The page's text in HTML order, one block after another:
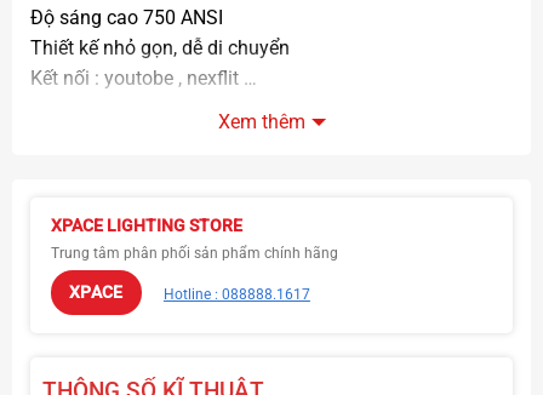
Độ sáng cao 750 ANSI
Thiết kế nhỏ gọn, dễ di chuyển
Kết nối : youtobe , nexflit …
Âm thanh chất lượng cao tích hợp loa trên máy
Xem thêm
XPACE LIGHTING STORE
Trung tâm phân phối sản phẩm chính hãng
XPACE Hotline : 088888.1617